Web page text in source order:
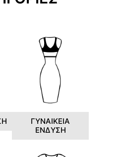
ΓΥΝΑΙΚΕΙΑ
ΕΝΔΥΣΗ